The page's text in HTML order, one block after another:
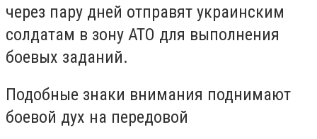
через пару дней отправят украинским
солдатам в зону АТО для выполнения
боевых заданий.
Подобные знаки внимания поднимают
боевой дух на передовой